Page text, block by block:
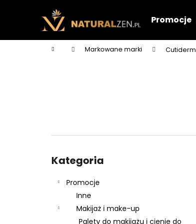
Promocje
Home Markowane marki Cutiderm
kategorie
Kategoria
Promocje
Inne
Makijaż i make-up
Palety do makijażu i cienie do
z
powrotem
powrotem